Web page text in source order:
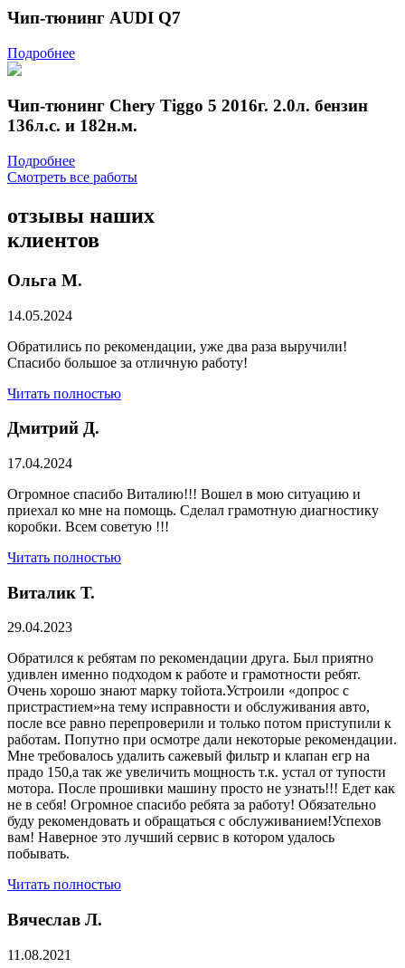
Чип-тюнинг AUDI Q7
Подробнее
Чип-тюнинг Chery Tiggo 5 2016г. 2.0л. бензин
136л.с. и 182н.м.
Подробнее
Смотреть все работы
отзывы наших
клиентов
Ольга М.
14.05.2024
Обратились по рекомендации, уже два раза выручили!
Спасибо большое за отличную работу!
Читать полностью
Дмитрий Д.
17.04.2024
Огромное спасибо Виталию!!! Вошел в мою ситуацию и
приехал ко мне на помощь. Сделал грамотную диагностику
коробки. Всем советую !!!
Читать полностью
Виталик Т.
29.04.2023
Обратился к ребятам по рекомендации друга. Был приятно
удивлен именно подходом к работе и грамотности ребят.
Очень хорошо знают марку тойота.Устроили «допрос с
пристрастием»на тему исправности и обслуживания авто,
после все равно перепроверили и только потом приступили к
работам. Попутно при осмотре дали некоторые рекомендации.
Мне требовалось удалить сажевый фильтр и клапан егр на
прадо 150,а так же увеличить мощность т.к. устал от тупости
мотора. После прошивки машину просто не узнать!!! Едет как
не в себя! Огромное спасибо ребята за работу! Обязательно
буду рекомендовать и обращаться с обслуживанием!Успехов
вам! Наверное это лучший сервис в котором удалось
побывать.
Читать полностью
Вячеслав Л.
11.08.2021